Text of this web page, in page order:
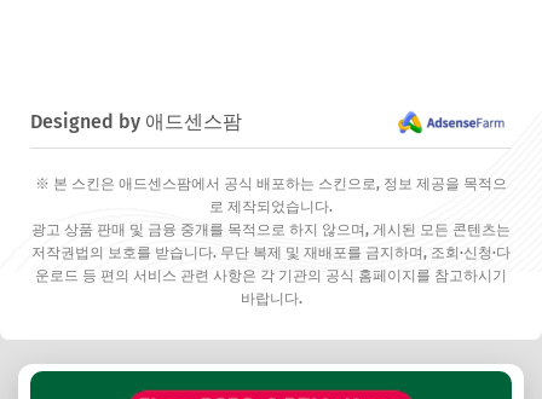
Designed by 애드센스팜
※ 본 스킨은 애드센스팜에서 공식 배포하는 스킨으로, 정보 제공을 목적으
로 제작되었습니다.
광고 상품 판매 및 금융 중개를 목적으로 하지 않으며, 게시된 모든 콘텐츠는
저작권법의 보호를 받습니다. 무단 복제 및 재배포를 금지하며, 조회·신청·다
운로드 등 편의 서비스 관련 사항은 각 기관의 공식 홈페이지를 참고하시기
바랍니다.